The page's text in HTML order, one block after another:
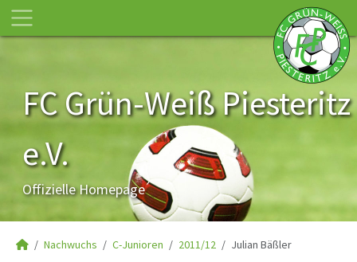
FC Grün-Weiß Piesteritz
e.V.
Offizielle Homepage
Nachwuchs C-Junioren 2011/12 Julian Bäßler